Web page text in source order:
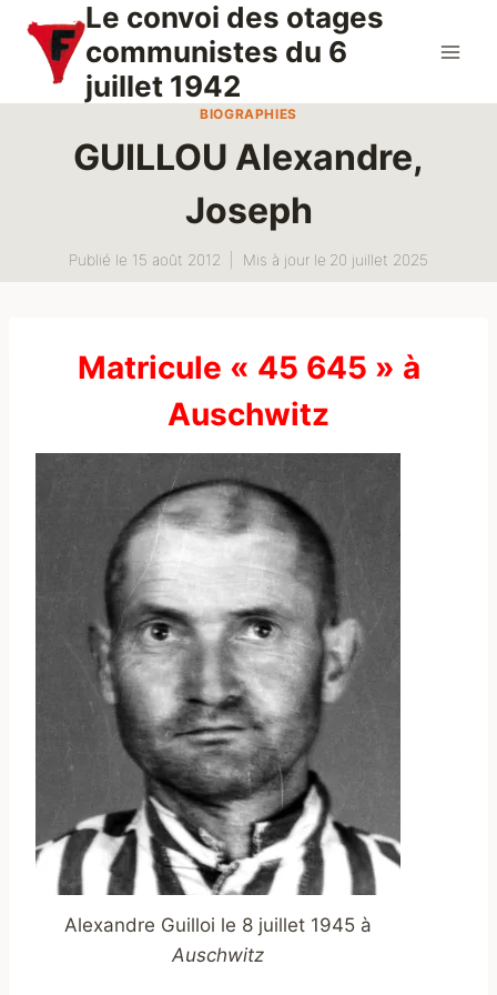
contenu
Le convoi des otages
communistes du 6
juillet 1942
BIOGRAPHIES
GUILLOU Alexandre,
Joseph
Publié le 15 août 2012 Mis à jour le 20 juillet 2025
Matricule « 45 645 » à
Auschwitz
Alexandre Guilloi le 8 juillet 1945 à
Auschwitz